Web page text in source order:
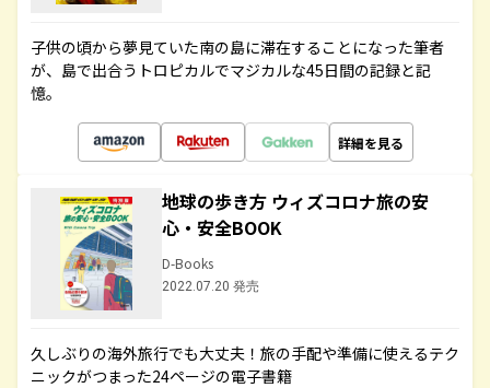
子供の頃から夢見ていた南の島に滞在することになった筆者
が、島で出合うトロピカルでマジカルな45日間の記録と記
憶。
詳細を見る
地球の歩き方 ウィズコロナ旅の安
心・安全BOOK
D-Books
2022.07.20 発売
久しぶりの海外旅行でも大丈夫！旅の手配や準備に使えるテク
ニックがつまった24ページの電子書籍